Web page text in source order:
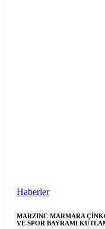
Haberler
MARZINC MARMARA
VE SPOR BAYRAMI